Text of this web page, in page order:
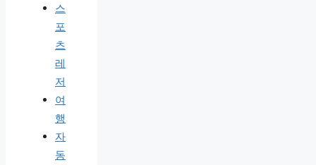
스
포
츠
레
저
여
행
자
동